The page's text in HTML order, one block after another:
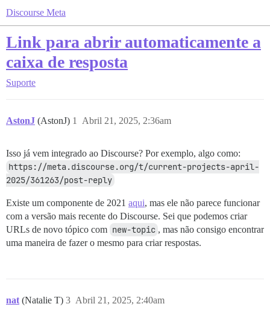
Discourse Meta
Link para abrir automaticamente a
caixa de resposta
Suporte
AstonJ (AstonJ) Abril 21, 2025, 2:36am
1
Isso já vem integrado ao Discourse? Por exemplo, algo como:
https://meta.discourse.org/t/current-projects-april-
2025/361263/post-reply
Existe um componente de 2021 aqui, mas ele não parece funcionar
com a versão mais recente do Discourse. Sei que podemos criar
URLs de novo tópico com new-topic , mas não consigo encontrar
uma maneira de fazer o mesmo para criar respostas.
nat (Natalie T) Abril 21, 2025, 2:40am
3